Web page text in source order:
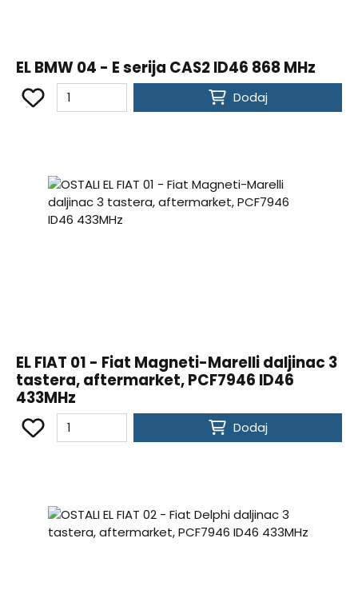
EL BMW 04 - E serija CAS2 ID46 868 MHz
Dodaj
EL FIAT 01 - Fiat Magneti-Marelli daljinac 3
tastera, aftermarket, PCF7946 ID46
433MHz
Dodaj